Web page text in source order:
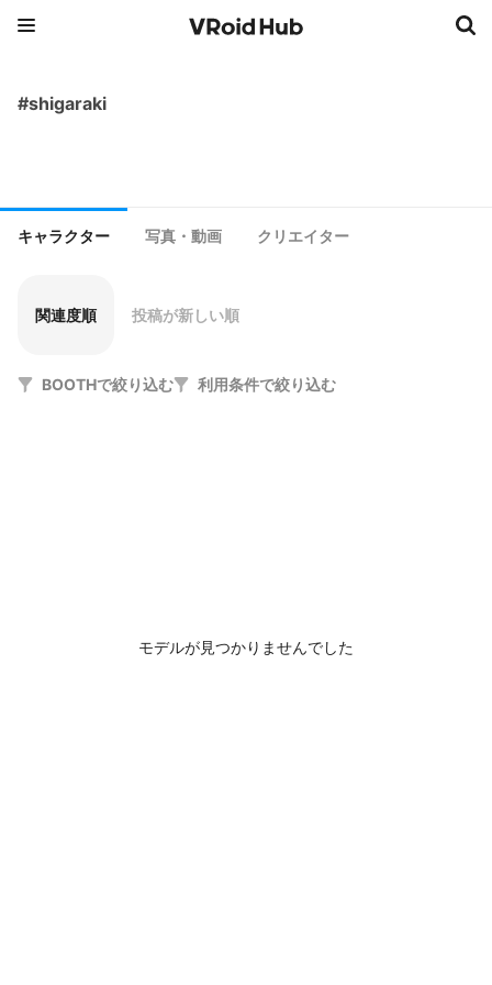
#shigaraki
キャラクター 写真・動画 クリエイター
関連度順 投稿が新しい順
BOOTHで絞り込む 利用条件で絞り込む
モデルが見つかりませんでした